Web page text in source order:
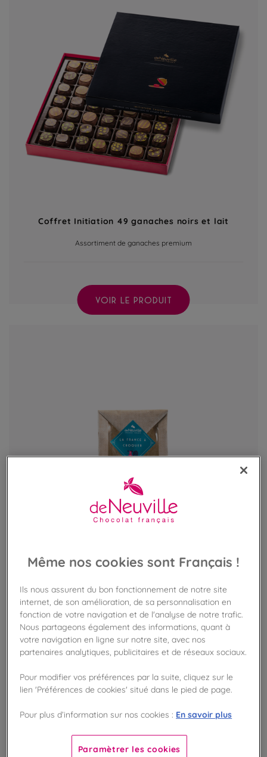
Coffret Initiation 49 ganaches noirs et lait
Assortiment de ganaches premium
VOIR LE PRODUIT
Sachet de Raisins au Sauternes
L'authentique mélange du vin et du chocolat
VOIR LE PRODUIT
Même nos cookies sont Français !
Ils nous assurent du bon fonctionnement de notre site
internet, de son amélioration, de sa personnalisation en
fonction de votre navigation et de l'analyse de notre trafic.
Nous partageons également des informations, quant à
votre navigation en ligne sur notre site, avec nos
partenaires analytiques, publicitaires et de réseaux sociaux.
Pour modifier vos préférences par la suite, cliquez sur le
lien 'Préférences de cookies' situé dans le pied de page.
Pour plus d’information sur nos cookies : En savoir plus
Paramètrer les cookies